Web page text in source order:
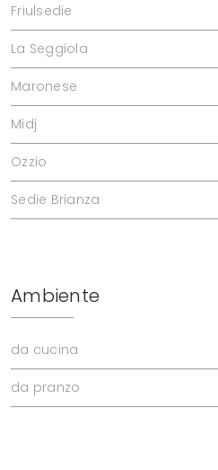
Friulsedie
La Seggiola
Maronese
Midj
Ozzio
Sedie Brianza
Ambiente
da cucina
da pranzo